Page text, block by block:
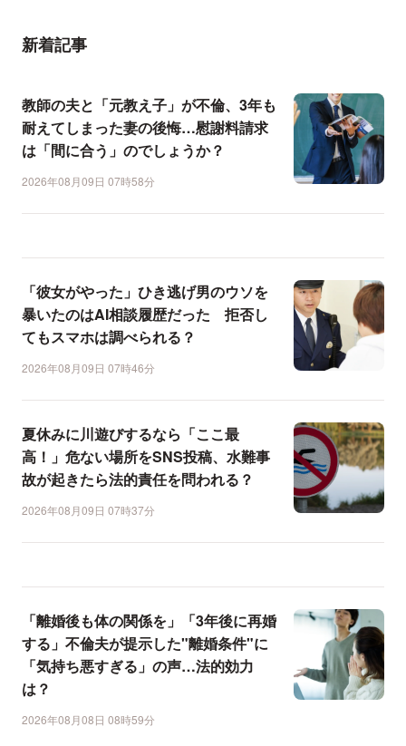
新着記事
教師の夫と「元教え子」が不倫、3年も
耐えてしまった妻の後悔…慰謝料請求
は「間に合う」のでしょうか？
2026年08月09日 07時58分
「彼女がやった」ひき逃げ男のウソを
暴いたのはAI相談履歴だった 拒否し
てもスマホは調べられる？
2026年08月09日 07時46分
夏休みに川遊びするなら「ここ最
高！」危ない場所をSNS投稿、水難事
故が起きたら法的責任を問われる？
2026年08月09日 07時37分
「離婚後も体の関係を」「3年後に再婚
する」不倫夫が提示した"離婚条件"に
「気持ち悪すぎる」の声…法的効力
は？
2026年08月08日 08時59分